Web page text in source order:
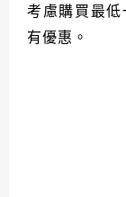
考慮購買最
有優惠。